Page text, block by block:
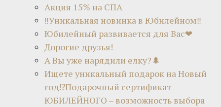
Акция 15% на СПА
‼Уникальная новинка в Юбилейном‼
Юбилейный развивается для Вас❤
Дорогие друзья!
А Вы уже нарядили елку?🌲
Ищете уникальный подарок на Новый
год⁉Подарочный сертификат
ЮБИЛЕЙНОГО – возможность выбора